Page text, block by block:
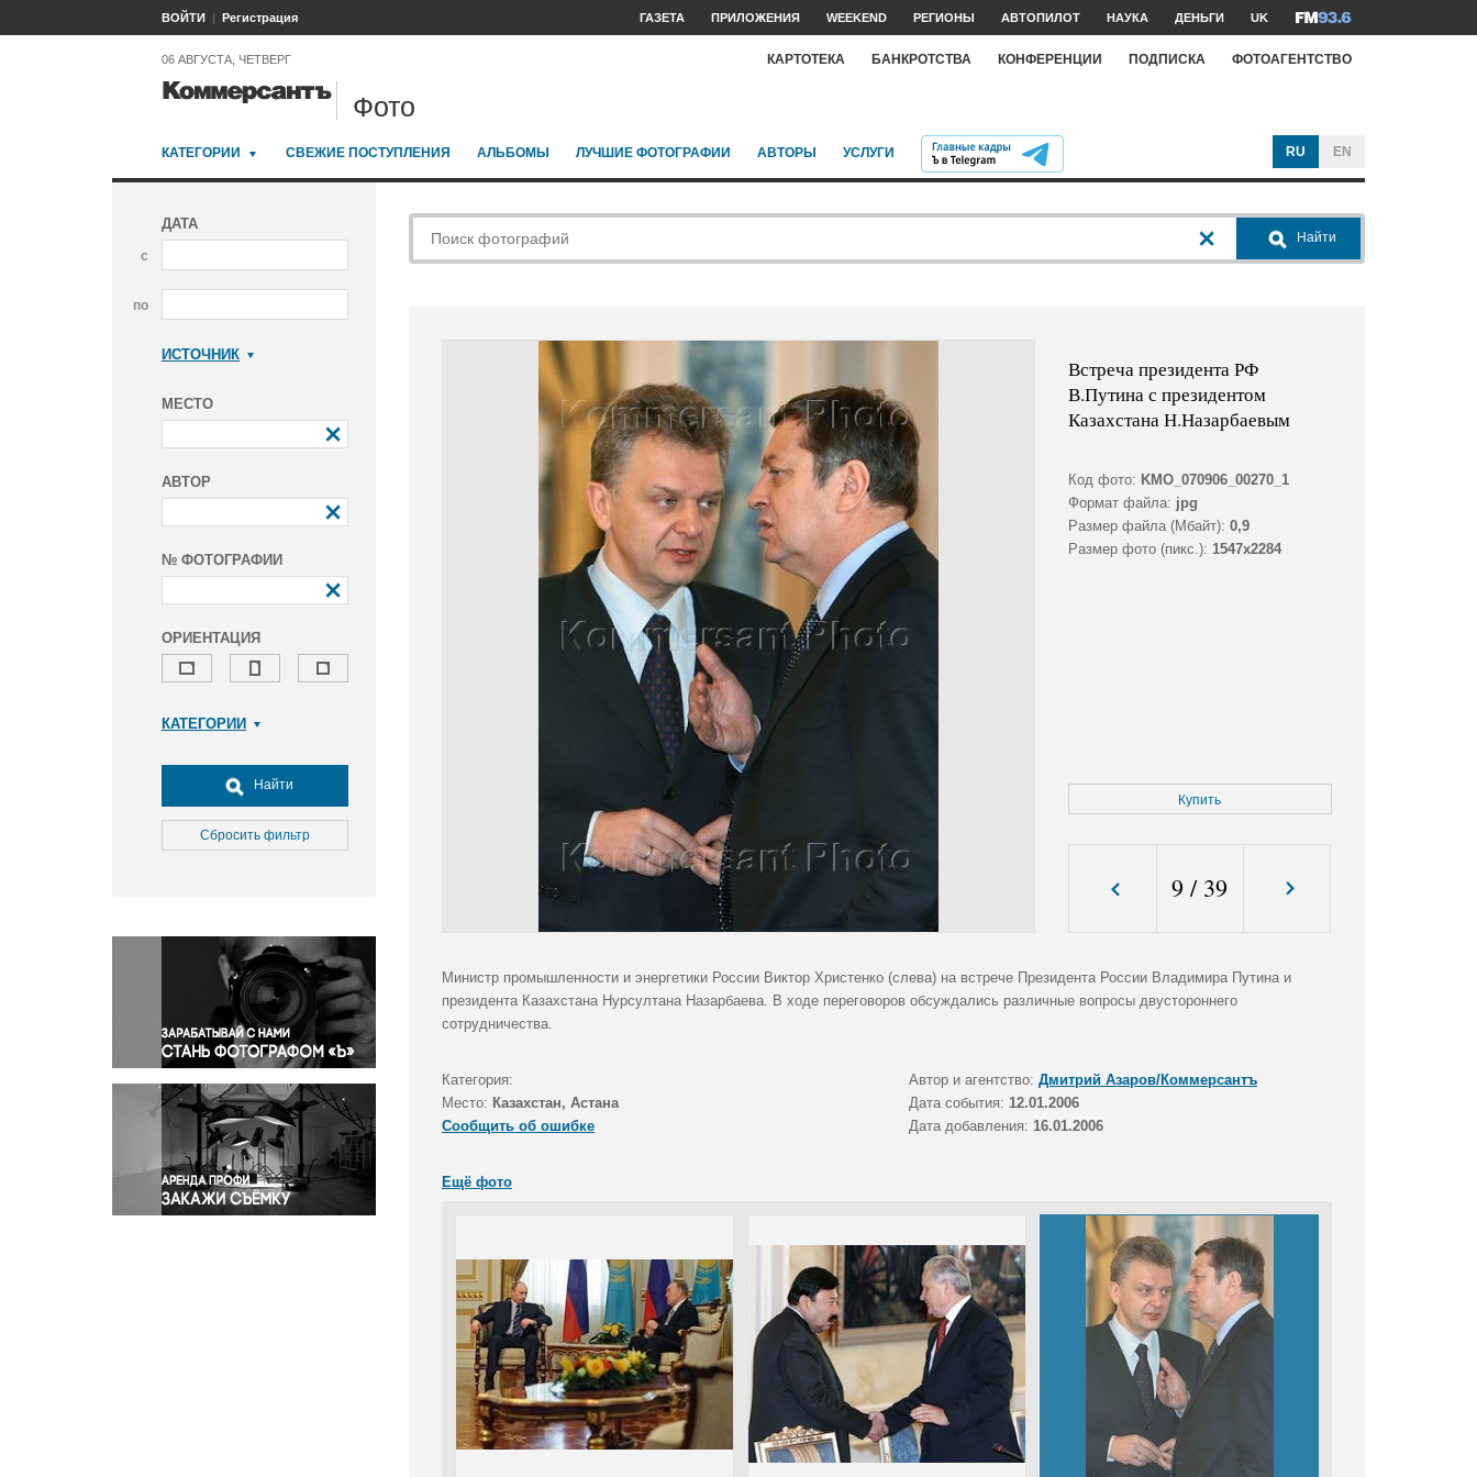
ВОЙТИ Регистрация ГАЗЕТА ПРИЛОЖЕНИЯ WEEKEND РЕГИОНЫ АВТОПИЛОТ НАУКА ДЕНЬГИ UK
06 АВГУСТА, ЧЕТВЕРГ КАРТОТЕКА БАНКРОТСТВА КОНФЕРЕНЦИИ ПОДПИСКА ФОТОАГЕНТСТВО
Фото
КАТЕГОРИИ СВЕЖИЕ ПОСТУПЛЕНИЯ АЛЬБОМЫ ЛУЧШИЕ ФОТОГРАФИИ АВТОРЫ УСЛУГИ RU EN
ДАТА
с
по
ИСТОЧНИК
МЕСТО
АВТОР
№ ФОТОГРАФИИ
ОРИЕНТАЦИЯ
КАТЕГОРИИ
Досуг, туризм и отдых
Культура
Медицина
Окружающая среда
Политика
Правосудие
Происшествия и конфликты
Религия
Светская жизнь
Спорт
Экология
Экономика и бизнес
Найти
Сбросить фильтр
Найти
Встреча президента РФ
В.Путина с президентом
Казахстана Н.Назарбаевым
Код фото: KMO_070906_00270_1
Формат файла: jpg
Размер файла (Мбайт): 0,9
Размер фото (пикс.): 1547x2284
Купить
9 / 39
Министр промышленности и энергетики России Виктор Христенко (слева) на встрече Президента России Владимира Путина и
президента Казахстана Нурсултана Назарбаева. В ходе переговоров обсуждались различные вопросы двустороннего
сотрудничества.
Категория: Автор и агентство: Дмитрий Азаров/Коммерсантъ
Место: Казахстан, Астана Дата события: 12.01.2006
Сообщить об ошибке
Дата добавления: 16.01.2006
Ещё фото